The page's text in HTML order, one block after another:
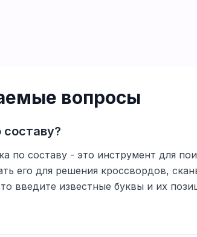
вопросы
составу?
по составу - это инструмент для
его для решения кроссвордов,
введите известные буквы и их